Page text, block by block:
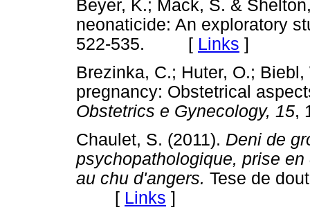
Beyer, K.; Mack, S. &
neonaticide: An exploratory
522-535. [ Links ]
Brezinka, C.; Huter, O.;
pregnancy: Obstetrical
Obstetrics e Gynecology, 15,
Chaulet, S. (2011). Deni de
psychopathologique, prise
au chu d'angers. Tese de
[ Links ]